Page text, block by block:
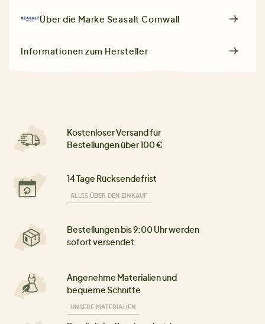
Über die Marke Seasalt Cornwall
Informationen zum Hersteller
Kostenloser Versand für
Bestellungen über 100 €
14 Tage Rücksendefrist
ALLES ÜBER DEN EINKAUF
Bestellungen bis 9:00 Uhr werden
sofort versendet
Angenehme Materialien und
bequeme Schnitte
UNSERE MATERIALIEN